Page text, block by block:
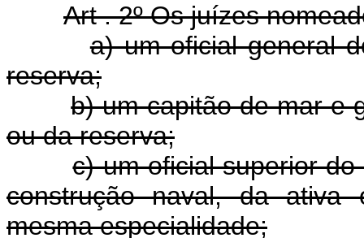
Art . 2º Os juízes
a) um oficial general
reserva;
b) um capitão de mar e
ou da reserva;
c) um oficial superior
construção naval, da
mesma especialidade;